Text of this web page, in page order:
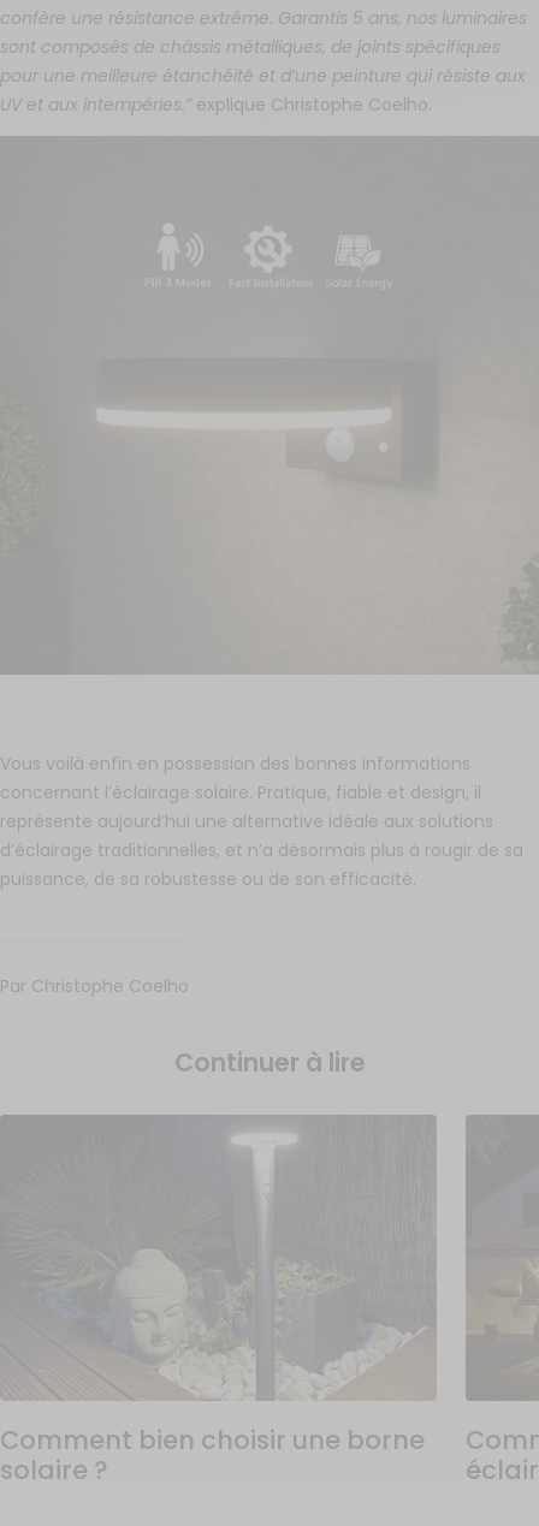
Par Christophe Coelho
confère une résistance extrême. Garantis 5 ans, nos luminaires
sont composés de châssis métalliques, de joints spécifiques
pour une meilleure étanchéité et d’une peinture qui résiste aux
UV et aux intempéries.”explique Christophe Coelho.
Vous voilà enfin en possession des bonnes informations
concernant l’éclairage solaire. Pratique, fiable et design, il
représente aujourd’hui une alternative idéale aux solutions
d’éclairage traditionnelles, et n’a désormais plus à rougir de sa
puissance, de sa robustesse ou de son efficacité.
Continuer à lire
Comment bien choisir une borne
solaire ?